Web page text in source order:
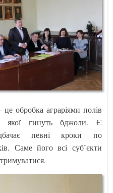
обробка аграріями полів
якої гинуть бджоли. Є
певні кроки по
Саме його всі суб’єкти